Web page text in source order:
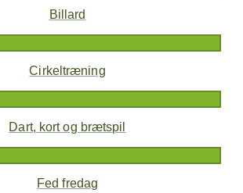
Billard
Cirkeltræning
Dart, kort og brætspil
Fed fredag